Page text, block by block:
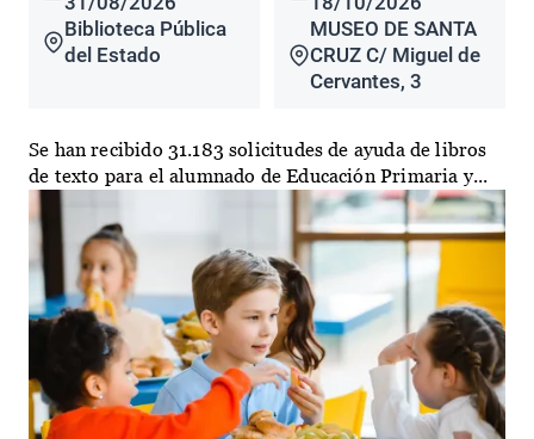
Biblioteca Pública
del Estado
MUSEO DE SANTA
CRUZ C/ Miguel de
Cervantes, 3
Se han recibido 31.183 solicitudes de ayuda de libros
de texto para el alumnado de Educación Primaria y...